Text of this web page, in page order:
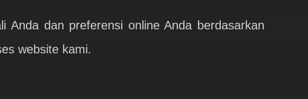
Anda dan preferensi online Anda berdasarkan
website kami.